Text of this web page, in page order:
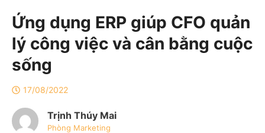
Ứng dụng ERP giúp CFO quản
lý công việc và cân bằng cuộc
sống
17/08/2022
Trịnh Thúy Mai
Phòng Marketing